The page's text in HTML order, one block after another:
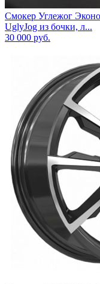
Смокер Углежог
UglyJog из бочки, л...
30 000 руб.